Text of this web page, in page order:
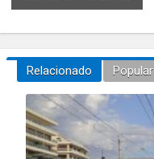
Relacionado Popular